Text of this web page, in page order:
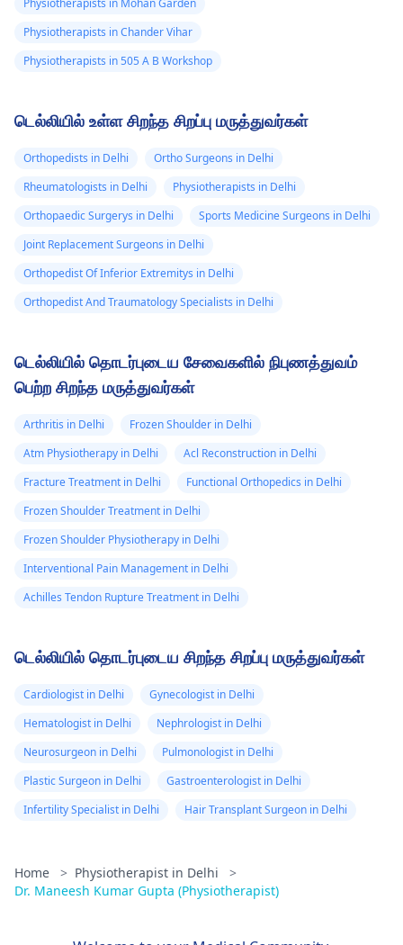
Physiotherapists in Mohan Garden
Physiotherapists in Chander Vihar
Physiotherapists in 505 A B Workshop
டெல்லியில் உள்ள சிறந்த சிறப்பு மருத்துவர்கள்
Orthopedists in Delhi
Ortho Surgeons in Delhi
Rheumatologists in Delhi
Physiotherapists in Delhi
Orthopaedic Surgerys in Delhi
Sports Medicine Surgeons in Delhi
Joint Replacement Surgeons in Delhi
Orthopedist Of Inferior Extremitys in Delhi
Orthopedist And Traumatology Specialists in Delhi
டெல்லியில் தொடர்புடைய சேவைகளில் நிபுணத்துவம்
பெற்ற சிறந்த மருத்துவர்கள்
Arthritis in Delhi
Frozen Shoulder in Delhi
Atm Physiotherapy in Delhi
Acl Reconstruction in Delhi
Fracture Treatment in Delhi
Functional Orthopedics in Delhi
Frozen Shoulder Treatment in Delhi
Frozen Shoulder Physiotherapy in Delhi
Interventional Pain Management in Delhi
Achilles Tendon Rupture Treatment in Delhi
டெல்லியில் தொடர்புடைய சிறந்த சிறப்பு மருத்துவர்கள்
Cardiologist in Delhi
Gynecologist in Delhi
Hematologist in Delhi
Nephrologist in Delhi
Neurosurgeon in Delhi
Pulmonologist in Delhi
Plastic Surgeon in Delhi
Gastroenterologist in Delhi
Infertility Specialist in Delhi
Hair Transplant Surgeon in Delhi
Home > Physiotherapist in Delhi
>
Dr. Maneesh Kumar Gupta (Physiotherapist)